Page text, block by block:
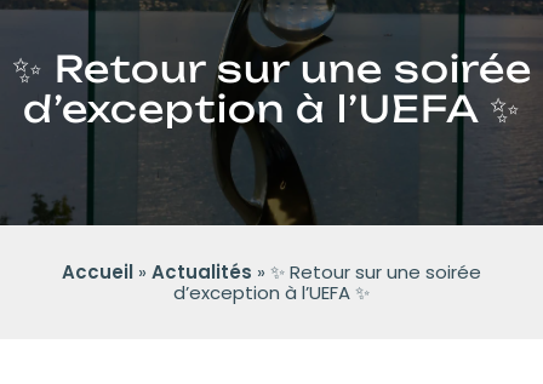
✨ Retour sur une soirée
d’exception à l’UEFA ✨
Accueil» Actualités » ✨ Retour sur une soirée
d’exception à l’UEFA ✨